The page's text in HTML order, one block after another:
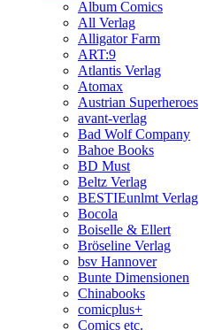
Album Comics
All Verlag
Alligator Farm
ART:9
Atlantis Verlag
Atomax
Austrian Superheroes
avant-verlag
Bad Wolf Company
Bahoe Books
BD Must
Beltz Verlag
BESTIEunlmt Verlag
Bocola
Boiselle & Ellert
Bröseline Verlag
bsv Hannover
Bunte Dimensionen
Chinabooks
comicplus+
Comics etc.